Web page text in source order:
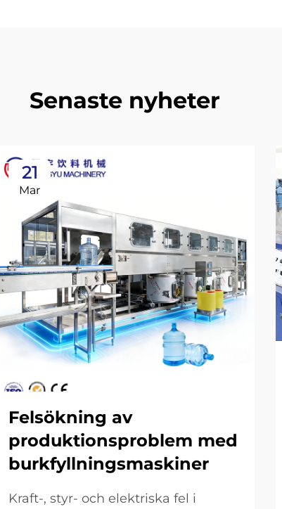
Senaste nyheter
21
Mar
Felsökning av
produktionsproblem med
burkfyllningsmaskiner
Kraft-, styr- och elektriska fel i